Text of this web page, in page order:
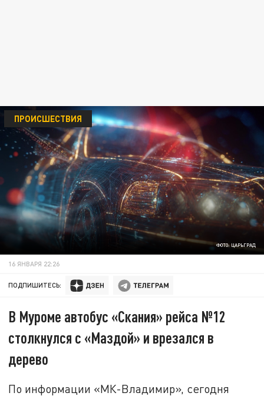
ФОТО: ЦАРЬГРАД
ПРОИСШЕСТВИЯ
16 ЯНВАРЯ 22:26
ПОДПИШИТЕСЬ:
В Муроме автобус «Скания» рейса №12
столкнулся с «Маздой» и врезался в
дерево
По информации «МК-Владимир», сегодня